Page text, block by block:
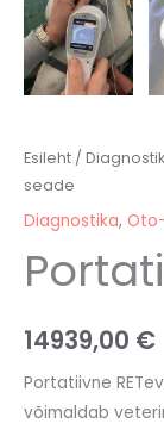
Esileht /
seade
Diagnostika,
14939,00 €
Portatiivne
võimaldab